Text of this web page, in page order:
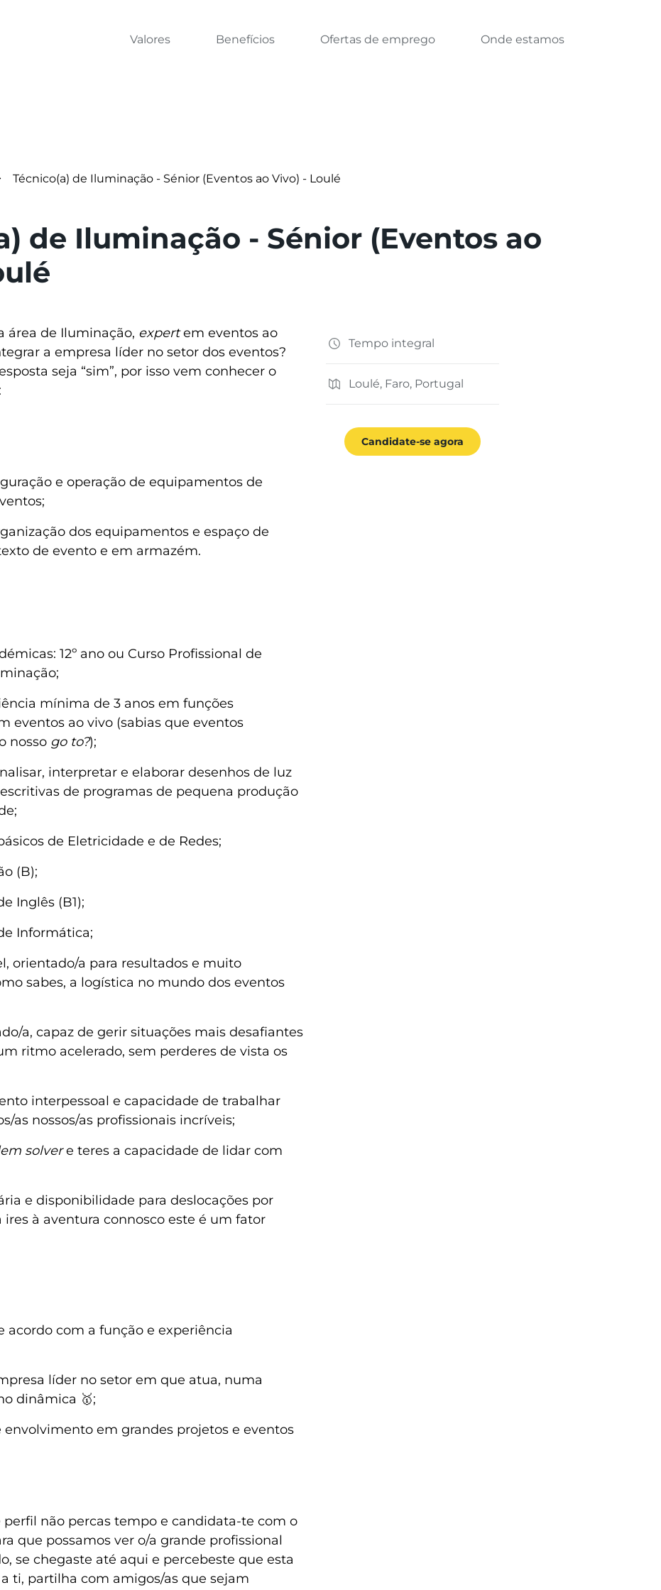
Valores Benefícios Ofertas de emprego Onde estamos
Técnico(a) de Iluminação - Sénior (Eventos ao Vivo) - Loulé
de Iluminação - Sénior (Eventos ao
área de Iluminação, expertem eventos ao
a empresa líder no setor dos eventos?
seja “sim”, por isso vem conhecer o
e operação de equipamentos de
dos equipamentos e espaço de
de evento e em armazém.
12º ano ou Curso Profissional de
mínima de 3 anos em funções
eventos ao vivo (sabias que eventos
nosso go to?);
interpretar e elaborar desenhos de luz
de programas de pequena produção
de Eletricidade e de Redes;
(B);
Inglês (B1);
Informática;
orientado/a para resultados e muito
sabes, a logística no mundo dos eventos
a, capaz de gerir situações mais desafiantes
ritmo acelerado, sem perderes de vista os
interpessoal e capacidade de trabalhar
as nossos/as profissionais incríveis;
solvere teres a capacidade de lidar com
e disponibilidade para deslocações por
ires à aventura connosco este é um fator
acordo com a função e experiência
líder no setor em que atua, numa
dinâmica 🥇;
em grandes projetos e eventos
perfil não percas tempo e candidata-te com o
que possamos ver o/a grande profissional
se chegaste até aqui e percebeste que esta
ti, partilha com amigos/as que sejam
Tempo integral
Loulé, Faro, Portugal
Candidate-se agora